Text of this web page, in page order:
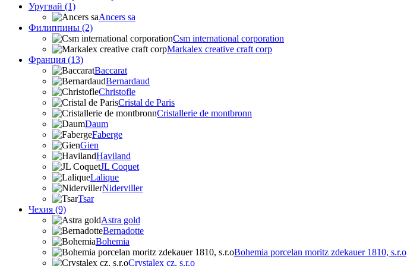
Уругвай (1)
Ancers sa
Филиппины (2)
Csm international corporation
Markalex creative craft corp
Франция (13)
Baccarat
Bernardaud
Christofle
Cristal de Paris
Cristallerie de montbronn
Daum
Faberge
Gien
Haviland
JL Coquet
Lalique
Niderviller
Tsar
Чехия (9)
Astra gold
Bernadotte
Bohemia
Bohemia porcelan moritz zdekauer 1810, s.r.o
Crystalex cz, s.r.o